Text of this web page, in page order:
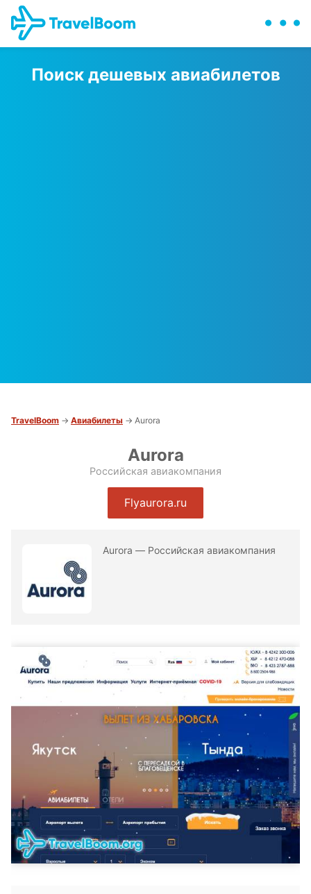
Поиск дешевых авиабилетов
TravelBoom → Авиабилеты → Aurora
Aurora
Российская авиакомпания
Flyaurora.ru
Aurora — Российская авиакомпания